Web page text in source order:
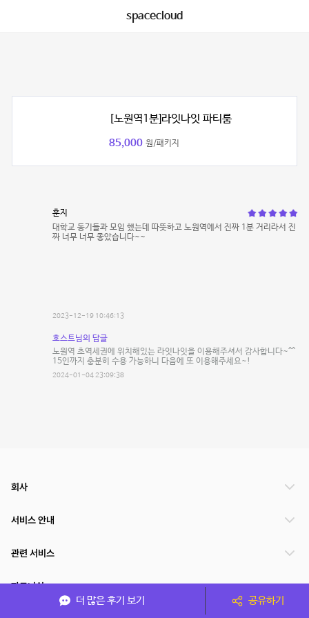
spacecloud
[노원역1분]라잇나잇 파티룸
85,000 원/패키지
훈지
대학교 동기들과 모임 했는데 따뜻하고 노원역에서 진짜 1분 거리라서 진
짜 너무 너무 좋았습니다~~
2023-12-19 10:46:13
호스트님의 답글
노원역 초역세권에 위치해있는 라잇나잇을 이용해주셔서 감사합니다~^^
15인까지 충분히 수용 가능하니 다음에 또 이용해주세요~!
2024-01-04 23:09:38
더 많은 후기 보기 공유하기
회사
서비스 안내
관련 서비스
파트너쉽